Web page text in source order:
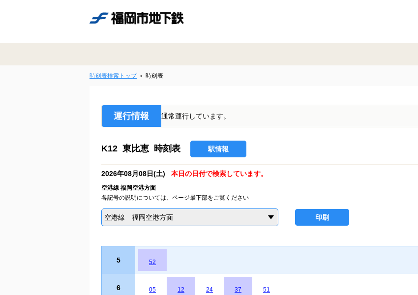
時刻表検索トップ 時刻表
運行情報 通常運行しています。
K12 東比恵 時刻表 駅情報
2026年08月08日(土) 本日の日付で検索しています。
空港線 福岡空港方面
各記号の説明については、ページ最下部をご覧ください
空港線 福岡空港方面 印刷
5 52
6 05 12 24 37 51